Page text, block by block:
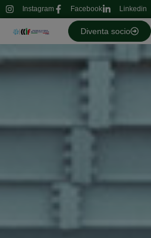
Instagram Facebook Linkedin
Diventa socio